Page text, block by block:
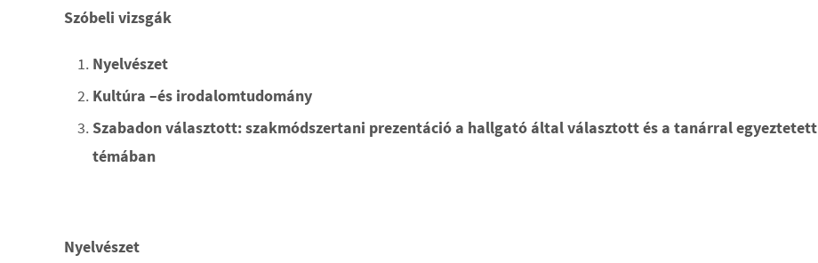
Szóbeli vizsgák
Nyelvészet
Kultúra –és irodalomtudomány
Szabadon választott: szakmódszertani prezentáció a hallgató által választott és a tanárral egyeztetett
témában
Nyelvészet